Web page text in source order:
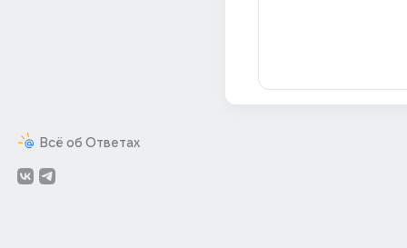
Всё об Ответах